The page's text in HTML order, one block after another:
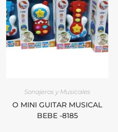
Sonajeros y Musicales
O MINI GUITAR MUSICAL
BEBE -8185